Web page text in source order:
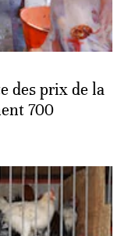
des prix de la
700